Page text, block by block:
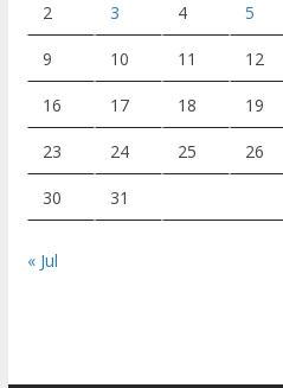
2 3 4 5
9 10 11 12
16 17 18 19
23 24 25 26
30 31
« Jul